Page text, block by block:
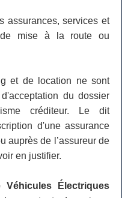
assurances, services et
de mise à la route ou
et de location ne sont
du dossier
créditeur. Le dit
d'une assurance
auprès de l’assureur de
en justifier.
Électriques